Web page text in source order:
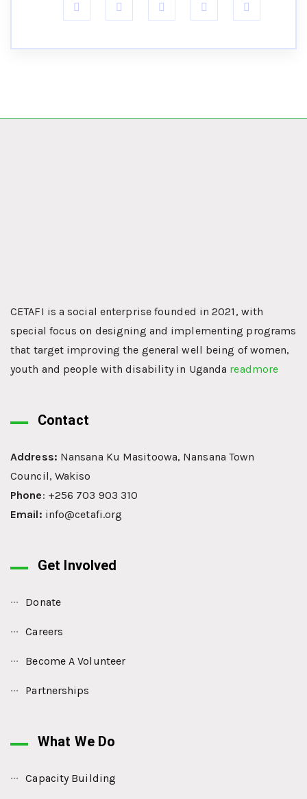
CETAFI is a social enterprise founded in 2021, with
special focus on designing and implementing programs
that target improving the general well being of women,
youth and people with disability in Uganda readmore
Contact
Address: Nansana Ku Masitoowa, Nansana Town
Council, Wakiso
Phone: +256 703 903 310
Email: info@cetafi.org
Get Involved
Donate
Careers
Become A Volunteer
Partnerships
What We Do
Capacity Building